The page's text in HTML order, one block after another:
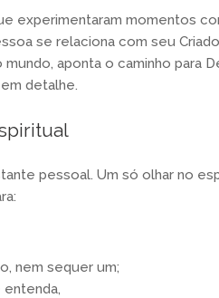
experimentaram momentos
se relaciona com seu
mundo, aponta o caminho para
detalhe.
pessoal. Um só olhar no
nem sequer um;
entenda,